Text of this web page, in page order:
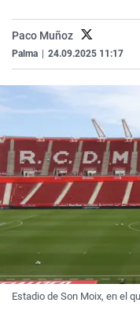
Paco Muñoz
Palma 24.09.2025 11:17
Estadio de Son Moix, en el